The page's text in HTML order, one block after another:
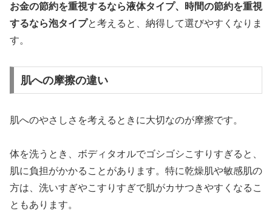
お金の節約を重視するなら液体タイプ、時間の節約を重視
するなら泡タイプと考えると、納得して選びやすくなりま
す。
肌への摩擦の違い
肌へのやさしさを考えるときに大切なのが摩擦です。
体を洗うとき、ボディタオルでゴシゴシこすりすぎると、
肌に負担がかかることがあります。特に乾燥肌や敏感肌の
方は、洗いすぎやこすりすぎで肌がカサつきやすくなるこ
ともあります。